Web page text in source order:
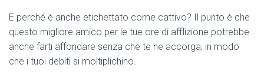
E perché è anche etichettato come cattivo? Il punto è che
questo migliore amico per le tue ore di afflizione potrebbe
anche farti affondare senza che te ne accorga, in modo
che i tuoi debiti si moltiplichino.